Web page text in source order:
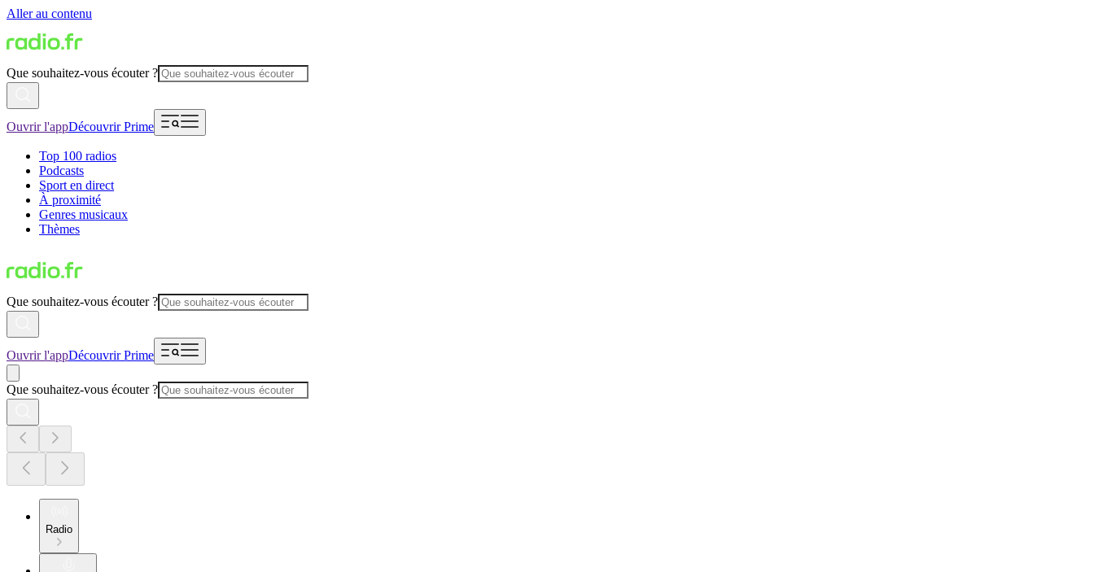
Aller au contenu
Que souhaitez-vous écouter ?
Ouvrir l'appDécouvrir Prime
Top 100 radios
Podcasts
Sport en direct
À proximité
Genres musicaux
Thèmes
Que souhaitez-vous écouter ?
Ouvrir l'appDécouvrir Prime
Que souhaitez-vous écouter ?
Radio